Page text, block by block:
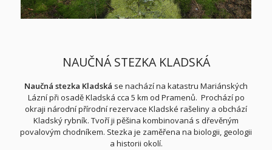
NAUČNÁ STEZKA KLADSKÁ
Naučná stezka Kladská se nachází na katastru Mariánských
Lázní při osadě Kladská cca 5 km od Pramenů. Prochází po
okraji národní přírodní rezervace Kladské rašeliny a obchází
Kladský rybník. Tvoří ji pěšina kombinovaná s dřevěným
povalovým chodníkem. Stezka je zaměřena na biologii, geologii
a historii okolí.